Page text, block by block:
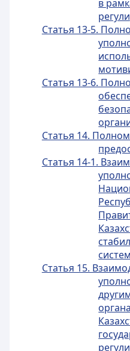
в
Статья 13-5.
Статья 13-6.
Статья 14.
Статья 14-1.
Статья 15.